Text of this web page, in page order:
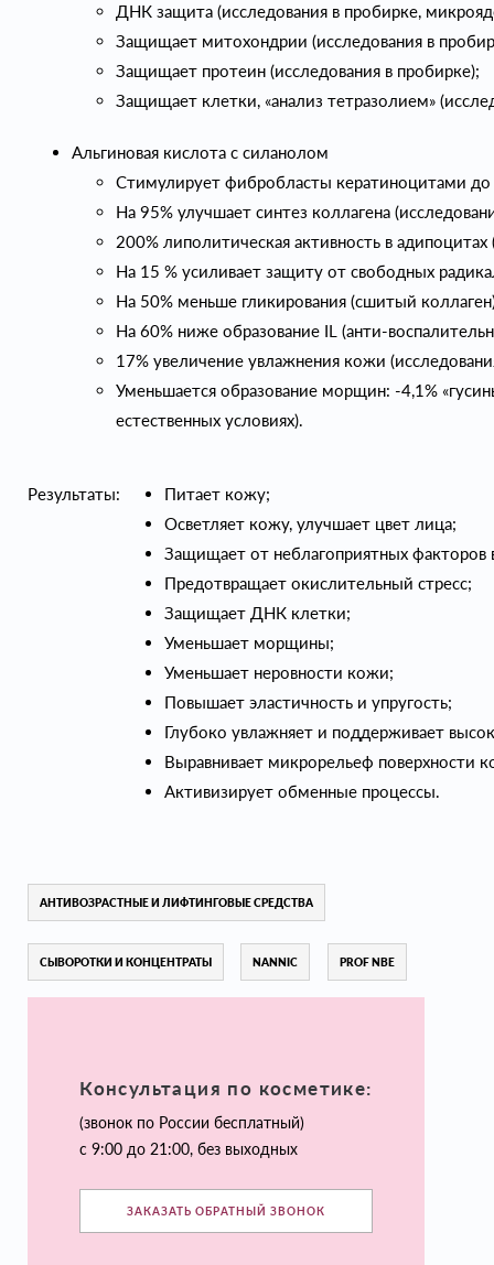
ДНК защита (исследования в пробирке,
Защищает митохондрии (исследования в
Защищает протеин (исследования в пробирке);
Защищает клетки, «анализ тетразолием»
Альгиновая кислота с силанолом
Cтимулирует фибробласты кератиноцитами до
На 95% улучшает синтез коллагена
200% липолитическая активность в
На 15 % усиливает защиту от свободных
На 50% меньше гликирования (сшитый
На 60% ниже образование IL (анти-
17% увеличение увлажнения кожи
Уменьшается образование морщин: -4,1%
естественных условиях).
Результаты:
Питает кожу;
Осветляет кожу, улучшает цвет лица;
Защищает от неблагоприятных факторов
Предотвращает окислительный стресс;
Защищает ДНК клетки;
Уменьшает морщины;
Уменьшает неровности кожи;
Повышает эластичность и упругость;
Глубоко увлажняет и поддерживает
Выравнивает микрорельеф поверхности
Активизирует обменные процессы.
АНТИВОЗРАСТНЫЕ И ЛИФТИНГОВЫЕ СРЕДСТВА
СЫВОРОТКИ И КОНЦЕНТРАТЫ NANNIC PROF NBE
Консультация по косметике:
(звонок по России бесплатный)
с 9:00 до 21:00, без выходных
ЗАКАЗАТЬ ОБРАТНЫЙ ЗВОНОК